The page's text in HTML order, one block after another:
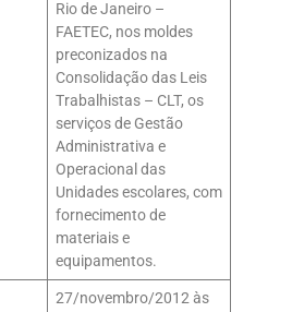
Rio de Janeiro –
FAETEC, nos moldes
preconizados na
Consolidação das Leis
Trabalhistas – CLT, os
serviços de Gestão
Administrativa e
Operacional das
Unidades escolares, com
fornecimento de
materiais e
equipamentos.
27/novembro/2012 às